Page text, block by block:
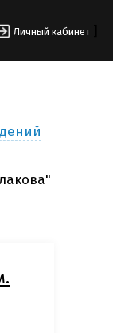
Личный кабинет